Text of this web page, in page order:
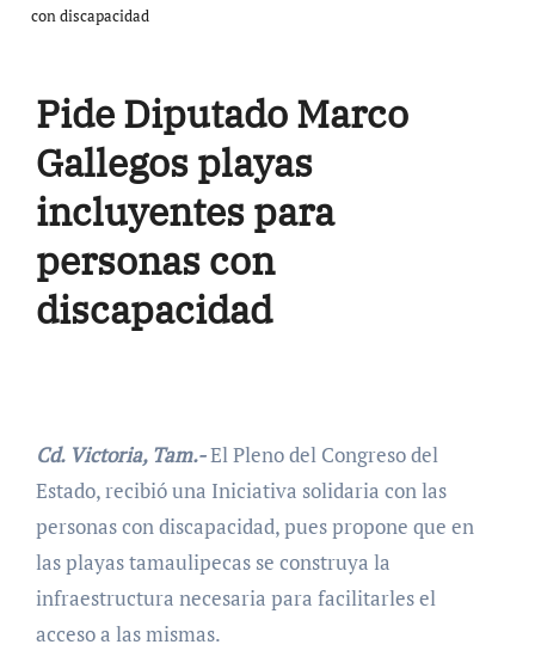
con discapacidad
Pide Diputado Marco
Gallegos playas
incluyentes para
personas con
discapacidad
Cd. Victoria, Tam.-El Pleno del Congreso del
Estado, recibió una Iniciativa solidaria con las
personas con discapacidad, pues propone que en
las playas tamaulipecas se construya la
infraestructura necesaria para facilitarles el
acceso a las mismas.